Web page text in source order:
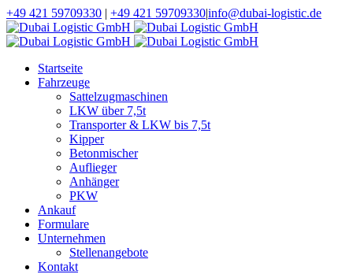
+49 421 59709330 | +49 421 59709330|info@dubai-logistic.de
Startseite
Fahrzeuge
Sattelzugmaschinen
LKW über 7,5t
Transporter & LKW bis 7,5t
Kipper
Betonmischer
Auflieger
Anhänger
PKW
Ankauf
Formulare
Unternehmen
Stellenangebote
Kontakt